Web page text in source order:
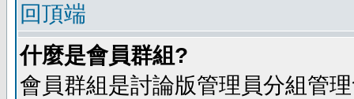
回頂端
什麼是會員群組?
會員群組是討論版管理員分組管